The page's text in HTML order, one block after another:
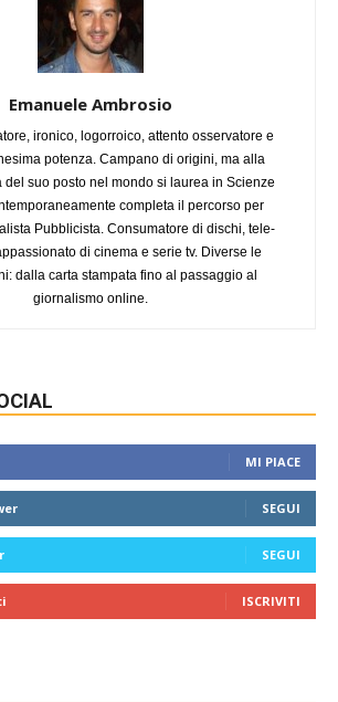
Emanuele Ambrosio
ironico, logorroico, attento osservatore e
potenza. Campano di origini, ma alla
del suo posto nel mondo si laurea in Scienze
completa il percorso per
Pubblicista. Consumatore di dischi, tele-
di cinema e serie tv. Diverse le
dalla carta stampata fino al passaggio al
giornalismo online.
MI PIACE
SEGUI
SEGUI
ISCRIVITI